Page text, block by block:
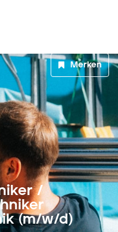
/
(m/w/d)
Merken